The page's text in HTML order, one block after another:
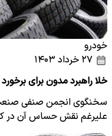
خودرو
خلا راهبرد مدون برای
سخنگوی انجمن صنفی صنعت
علیرغم نقش حساس آن در
اقتصاد…